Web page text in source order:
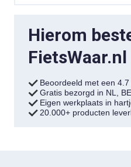
Hierom
FietsWaar.nl
Beoordeeld met een 4.7
Gratis bezorgd in NL,
Eigen werkplaats in
20.000+ producten